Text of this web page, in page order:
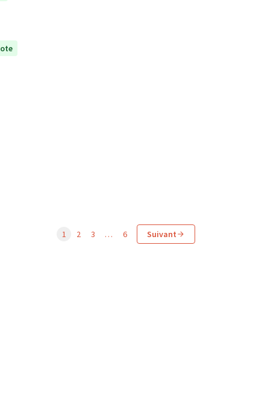
1 2 3 … 6 Suivant